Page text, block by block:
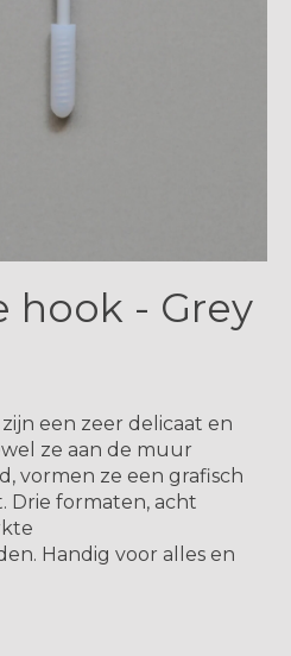
hook - Grey
een zeer delicaat en
ze aan de muur
vormen ze een grafisch
Drie formaten, acht
Handig voor alles en
is